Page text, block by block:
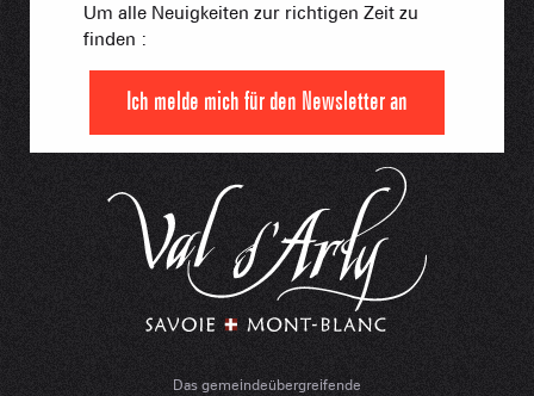
Das gemeindeübergreifende
Um alle Neuigkeiten zur richtigen Zeit zu
finden :
Ich melde mich für den Newsletter an